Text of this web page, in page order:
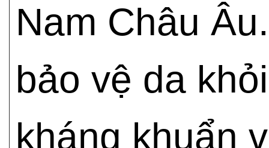
Nam Châu
bảo vệ da
kháng khuẩn